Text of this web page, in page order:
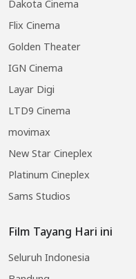
Dakota Cinema
Flix Cinema
Golden Theater
IGN Cinema
Layar Digi
LTD9 Cinema
movimax
New Star Cineplex
Platinum Cineplex
Sams Studios
Film Tayang Hari ini
Seluruh Indonesia